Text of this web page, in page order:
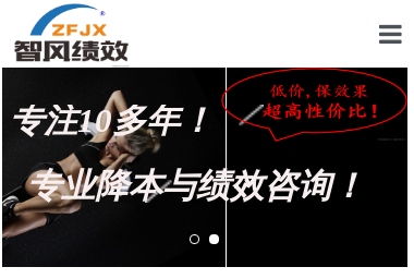
专注10多年！
专业降本与绩效咨询！
首页
关于我
薪酬设